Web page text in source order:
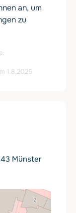
an, um
zu
1.8.2025
Münster